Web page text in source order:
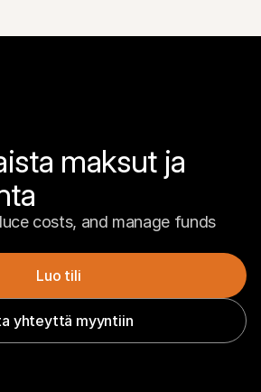
maksut ja
costs, and manage funds
Luo tili
yhteyttä myyntiin